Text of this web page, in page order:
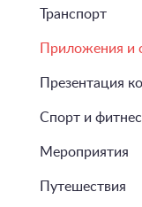
Транспорт
Приложения и
Презентация
Спорт и фитнес
Мероприятия
Путешествия